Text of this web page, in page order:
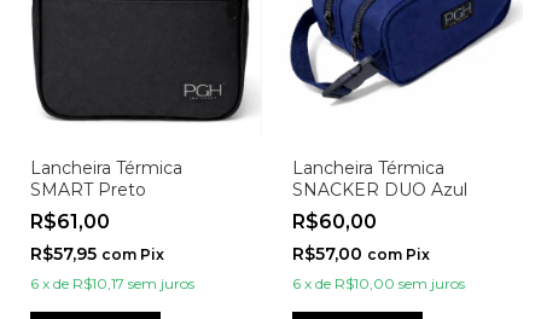
Lancheira Térmica
SMART Preto
R$61,00
R$57,95 com Pix
6 x de R$10,17 sem juros
Lancheira Térmica
SNACKER DUO Azul
R$60,00
R$57,00 com Pix
6 x de R$10,00 sem juros